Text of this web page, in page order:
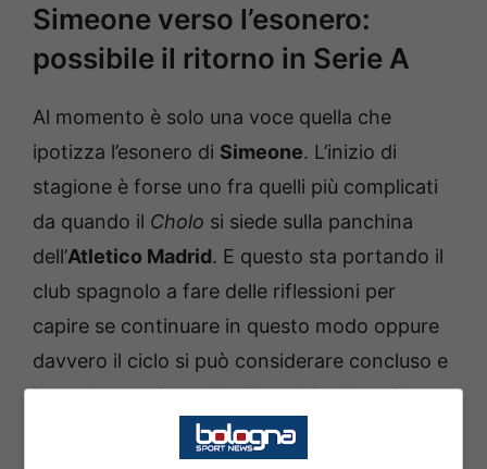
Simeone verso l’esonero:
possibile il ritorno in Serie A
Al momento è solo una voce quella che
ipotizza l’esonero di Simeone. L’inizio di
stagione è forse uno fra quelli più complicati
da quando il Cholo si siede sulla panchina
dell’Atletico Madrid. E questo sta portando il
club spagnolo a fare delle riflessioni per
capire se continuare in questo modo oppure
davvero il ciclo si può considerare concluso e
in quel caso ci sarebbe il cambio alla guida